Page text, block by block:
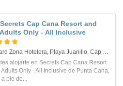
Cap Cana Resort and
Only - All Inclusive
Boulevard Zona Hotelera, Playa Juanillo, Cap Cana. Punta Cana
alojarte en Secrets Cap Cana Resort
Adults Only - All Inclusive de Punta Cana,
a pie de...